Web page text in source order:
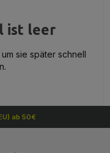
ist leer
sie später schnell
ab 50€